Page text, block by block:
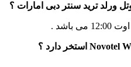
ترید سنتر دبی امارات ؟